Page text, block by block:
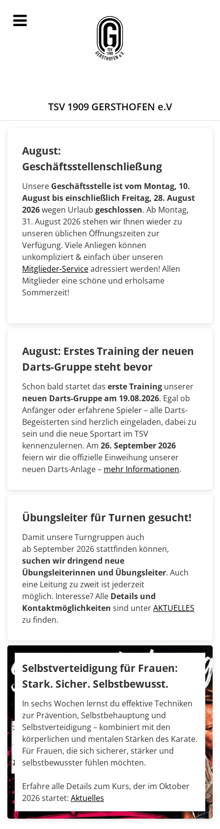
TSV 1909 GERSTHOFEN e.V
August:
Geschäftsstellenschließung
Unsere Geschäftsstelle ist vom Montag, 10.
August bis einschließlich Freitag, 28. August
2026wegen Urlaub geschlossen. Ab Montag,
31. August 2026 stehen wir Ihnen wieder zu
unseren üblichen Öffnungszeiten zur
Verfügung. Viele Anliegen können
unkompliziert & einfach über unseren
Mitglieder-Serviceadressiert werden! Allen
Mitglieder eine schöne und erholsame
Sommerzeit!
August: Erstes Training der neuen
Darts-Gruppe steht bevor
Schon bald startet das erste Training unserer
neuen Darts-Gruppe am 19.08.2026. Egal ob
Anfänger oder erfahrene Spieler – alle Darts-
Begeisterten sind herzlich eingeladen, dabei zu
sein und die neue Sportart im TSV
kennenzulernen. Am 26. September 2026
feiern wir die offizielle Einweihung unserer
neuen Darts-Anlage – mehr Informationen.
Übungsleiter für Turnen gesucht!
Damit unsere Turngruppen auch
ab September 2026 stattfinden können,
suchen wir dringend neue
Übungsleiterinnen und Übungsleiter. Auch
eine Leitung zu zweit ist jederzeit
möglich. Interesse? Alle Details und
Kontaktmöglichkeiten sind unterAKTUELLES
zu finden.
Selbstverteidigung für Frauen:
Stark. Sicher. Selbstbewusst.
In sechs Wochen lernst du effektive Techniken
zur Prävention, Selbstbehauptung und
Selbstverteidigung – kombiniert mit den
körperlichen und mentalen Stärken des Karate.
Für Frauen, die sich sicherer, stärker und
selbstbewusster fühlen möchten.
Erfahre alle Details zum Kurs, der im Oktober
2026 startet: Aktuelles